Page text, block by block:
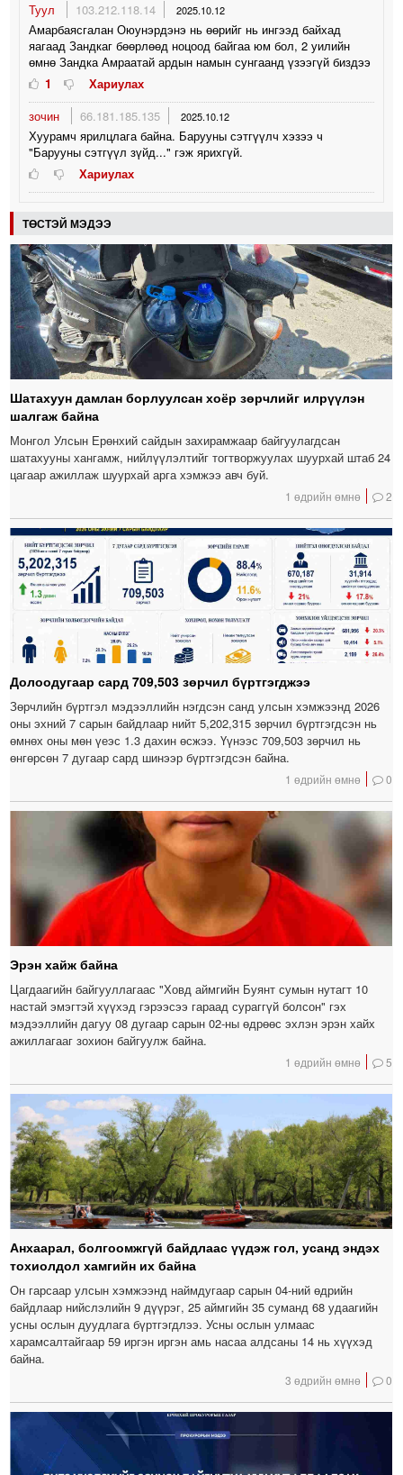
Туул 103.212.118.14 2025.10.12
Амарбаясгалан Оюунэрдэнэ нь өөрийг нь ингээд байхад
яагаад Зандкаг бөөрлөөд ноцоод байгаа юм бол, 2 уилийн
өмнө Зандка Амраатай ардын намын сунгаанд үзээгүй биздээ
1
Хариулах
зочин
66.181.185.135 2025.10.12
Хуурамч ярилцлага байна. Барууны сэтгүүлч хэзээ ч
"Барууны сэтгүүл зүйд..." гэж ярихгүй.
Хариулах
ТӨСТЭЙ МЭДЭЭ
Шатахуун дамлан борлуулсан хоёр зөрчлийг илрүүлэн
шалгаж байна
Монгол Улсын Ерөнхий сайдын захирамжаар байгуулагдсан
шатахууны хангамж, нийлүүлэлтийг тогтворжуулах шуурхай штаб 24
цагаар ажиллаж шуурхай арга хэмжээ авч буй.
1 өдрийн өмнө 2
Долоодугаар сард 709,503 зөрчил бүртгэгджээ
Зөрчлийн бүртгэл мэдээллийн нэгдсэн санд улсын хэмжээнд 2026
оны эхний 7 сарын байдлаар нийт 5,202,315 зөрчил бүртгэгдсэн нь
өмнөх оны мөн үеэс 1.3 дахин өсжээ. Үүнээс 709,503 зөрчил нь
өнгөрсөн 7 дугаар сард шинээр бүртгэгдсэн байна.
1 өдрийн өмнө 0
Эрэн хайж байна
Цагдаагийн байгууллагаас "Ховд аймгийн Буянт сумын нутагт 10
настай эмэгтэй хүүхэд гэрээсээ гараад сураггүй болсон" гэх
мэдээллийн дагуу 08 дугаар сарын 02-ны өдрөөс эхлэн эрэн хайх
ажиллагааг зохион байгуулж байна.
1 өдрийн өмнө 5
Анхаарал, болгоомжгүй байдлаас үүдэж гол, усанд эндэх
тохиолдол хамгийн их байна
Он гарсаар улсын хэмжээнд наймдугаар сарын 04-ний өдрийн
байдлаар нийслэлийн 9 дүүрэг, 25 аймгийн 35 суманд 68 удаагийн
усны ослын дуудлага бүртгэгдлээ. Усны ослын улмаас
харамсалтайгаар 59 иргэн иргэн амь насаа алдсаны 14 нь хүүхэд
байна.
3 өдрийн өмнө 0